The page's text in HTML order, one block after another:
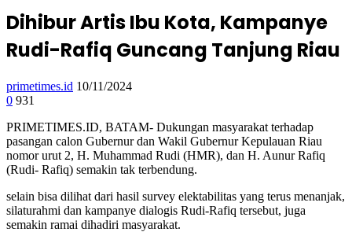
Dihibur Artis Ibu Kota, Kampanye
Rudi-Rafiq Guncang Tanjung Riau
primetimes.id 10/11/2024
0 931
PRIMETIMES.ID, BATAM- Dukungan masyarakat terhadap
pasangan calon Gubernur dan Wakil Gubernur Kepulauan Riau
nomor urut 2, H. Muhammad Rudi (HMR), dan H. Aunur Rafiq
(Rudi- Rafiq) semakin tak terbendung.
selain bisa dilihat dari hasil survey elektabilitas yang terus menanjak,
silaturahmi dan kampanye dialogis Rudi-Rafiq tersebut, juga
semakin ramai dihadiri masyarakat.